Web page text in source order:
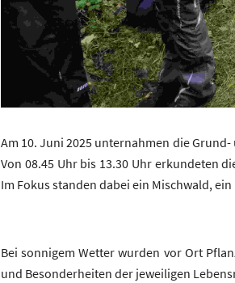
Am 10. Juni 2025 unternahmen die
Von 08.45 Uhr bis 13.30 Uhr erkundeten
Im Fokus standen dabei ein Mischwald,
Bei sonnigem Wetter wurden vor Ort
und Besonderheiten der jeweiligen